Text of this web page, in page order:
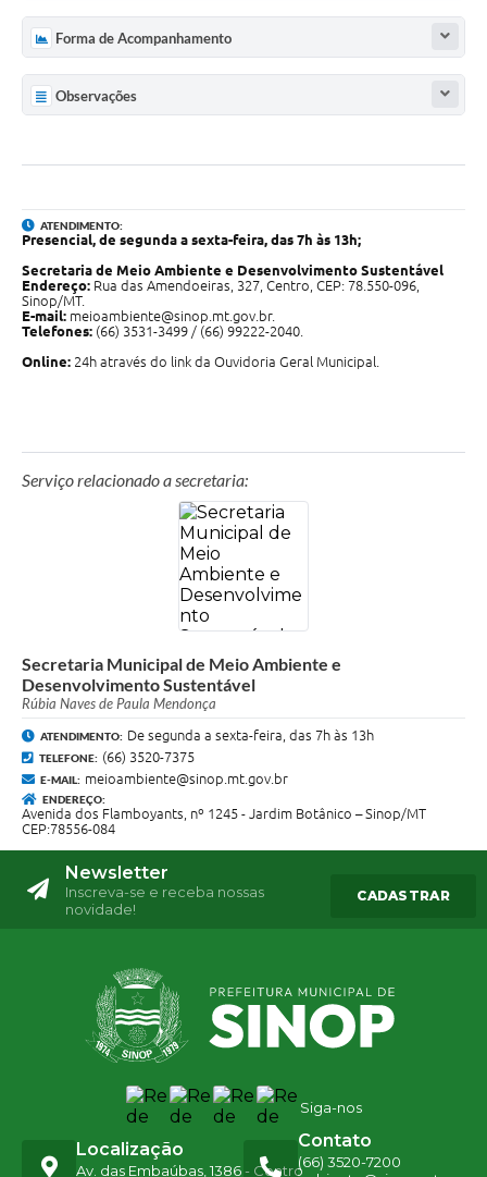
Forma de Acompanhamento
Observações
ATENDIMENTO:
Presencial, de segunda a sexta-feira, das 7h às 13h;
Secretaria de Meio Ambiente e Desenvolvimento Sustentável
Endereço: Rua das Amendoeiras, 327, Centro, CEP: 78.550-096,
Sinop/MT.
E-mail: meioambiente@sinop.mt.gov.br.
Telefones: (66) 3531-3499 / (66) 99222-2040.
Online: 24h através do link da Ouvidoria Geral Municipal.
Serviço relacionado a secretaria:
Secretaria Municipal de Meio Ambiente e
Desenvolvimento Sustentável
Rúbia Naves de Paula Mendonça
ATENDIMENTO: De segunda a sexta-feira, das 7h às 13h
TELEFONE: (66) 3520-7375
E-MAIL: meioambiente@sinop.mt.gov.br
ENDEREÇO:
Avenida dos Flamboyants, nº 1245 - Jardim Botânico – Sinop/MT
CEP:78556-084
Newsletter
Inscreva-se e receba nossas
novidade!
CADASTRAR
Siga-nos
Localização
Av. das Embaúbas, 1386 - Centro
Contato
(66) 3520-7200